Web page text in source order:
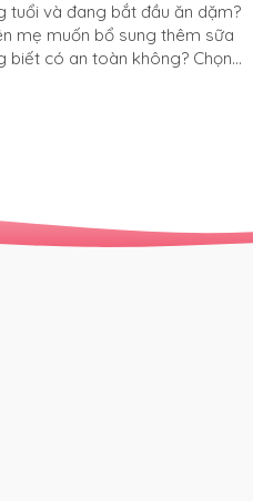
tuổi và đang bắt đầu ăn dặm?
mẹ muốn bổ sung thêm sữa
biết có an toàn không? Chọn